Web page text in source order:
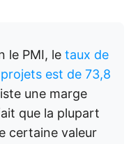
le PMI, le taux de
est de 73,8
une marge
que la plupart
certaine valeur